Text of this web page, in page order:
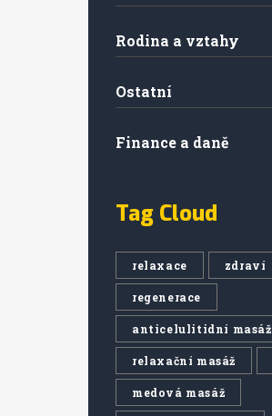
Rodina a vztahy
Ostatní
Finance a daně
Tag Cloud
relaxace zdraví
regenerace
anticelulitidní masáž
relaxační masáž
medová masáž